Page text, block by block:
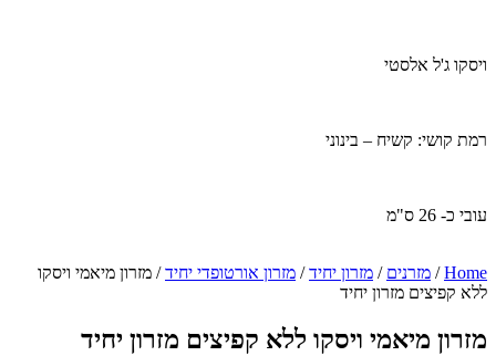
ויסקו ג'ל אלסטי
רמת קושי: קשיח – בינוני
עובי כ- 26 ס"מ
Home
/ מזרנים / מזרון יחיד/ מזרון אורטופדי יחיד/ מזרון מיאמי ויסקו
ללא קפיצים מזרון יחיד
מזרון מיאמי ויסקו ללא קפיצים מזרון יחיד